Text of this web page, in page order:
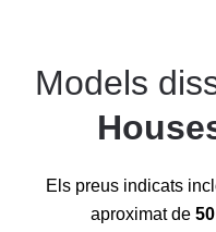
Models
Els preus indicats
aproximat de